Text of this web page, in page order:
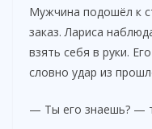
Мужчина подошёл к
заказ. Лариса
взять себя в руки.
словно удар из
— Ты его знаешь? —